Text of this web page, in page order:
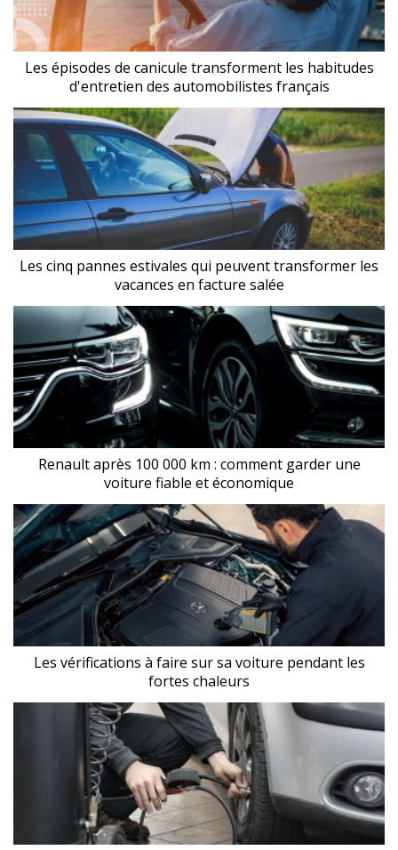
Les épisodes de canicule transforment les habitudes
d'entretien des automobilistes français
Les cinq pannes estivales qui peuvent transformer les
vacances en facture salée
Renault après 100 000 km : comment garder une
voiture fiable et économique
Les vérifications à faire sur sa voiture pendant les
fortes chaleurs